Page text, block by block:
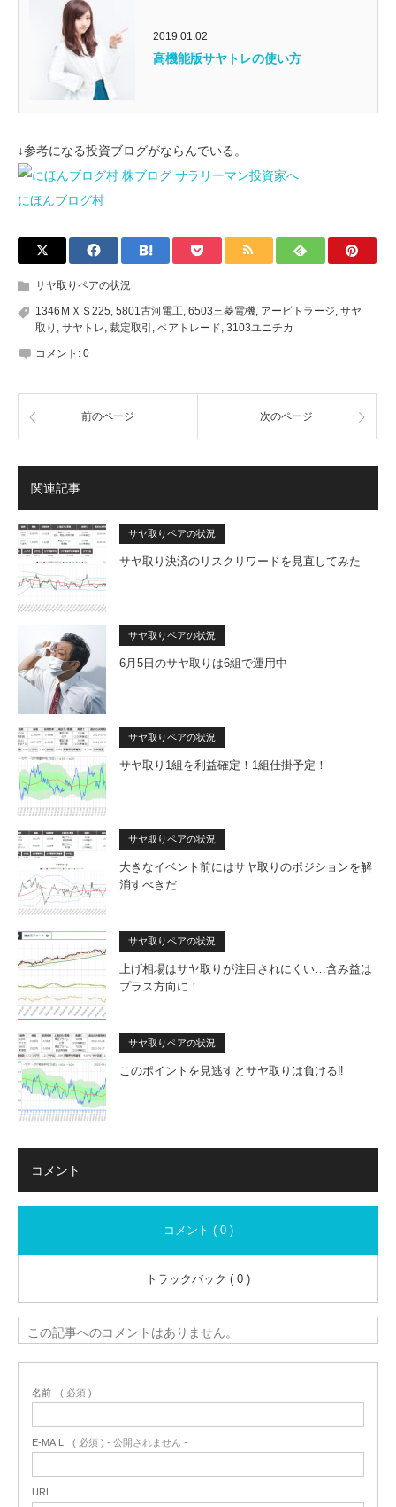
2019.01.02
高機能版サヤトレの使い方
↓参考になる投資ブログがならんでいる。
にほんブログ村
サヤ取りペアの状況
1346ＭＸＳ225, 5801古河電工, 6503三菱電機, アービトラージ, サヤ
取り , サヤトレ, 裁定取引 , ペアトレード, 3103ユニチカ
コメント: 0
前のページ 次のページ
関連記事
サヤ取りペアの状況
サヤ取り決済のリスクリワードを見直してみた
サヤ取りペアの状況
6月5日のサヤ取りは6組で運用中
サヤ取りペアの状況
サヤ取り1組を利益確定！1組仕掛予定！
サヤ取りペアの状況
大きなイベント前にはサヤ取りのポジションを解
消すべきだ
サヤ取りペアの状況
上げ相場はサヤ取りが注目されにくい…含み益は
プラス方向に！
サヤ取りペアの状況
このポイントを見逃すとサヤ取りは負ける‼
コメント
コメント ( 0 )
トラックバック ( 0 )
この記事へのコメントはありません。
名前 ( 必須 )
E-MAIL ( 必須 ) - 公開されません -
URL